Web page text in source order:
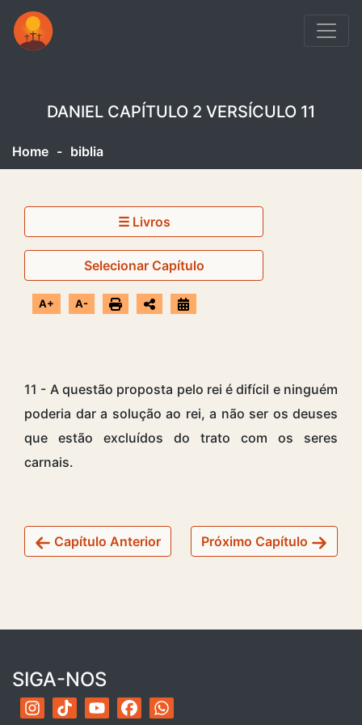
DANIEL CAPÍTULO 2 VERSÍCULO 11
Home - biblia
☰ Livros
Selecionar Capítulo
A+ A-
11 - A questão proposta pelo rei é difícil e ninguém
poderia dar a solução ao rei, a não ser os deuses
que estão excluídos do trato com os seres
carnais.
Capítulo Anterior Próximo Capítulo
SIGA-NOS